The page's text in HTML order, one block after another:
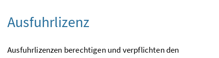
Ausfuhrlizenz
Ausfuhrlizenzen berechtigen und verpflichten den